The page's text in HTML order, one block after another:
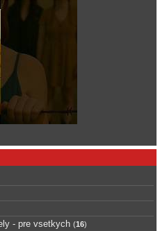
- pre vsetkych (16)